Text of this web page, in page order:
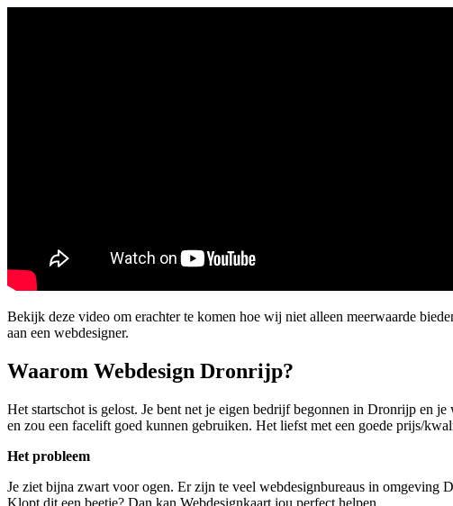
Bekijk deze video om erachter te komen hoe wij niet alleen meerwaarde
aan een webdesigner.
Waarom Webdesign Dronrijp?
Het startschot is gelost. Je bent net je eigen bedrijf begonnen in Dronrijp en
en zou een facelift goed kunnen gebruiken. Het liefst met een goede prijs/
Het probleem
Je ziet bijna zwart voor ogen. Er zijn te veel webdesignbureaus in omgeving